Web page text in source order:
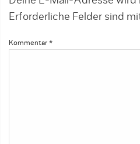
Erforderliche Felder sind
Kommentar *